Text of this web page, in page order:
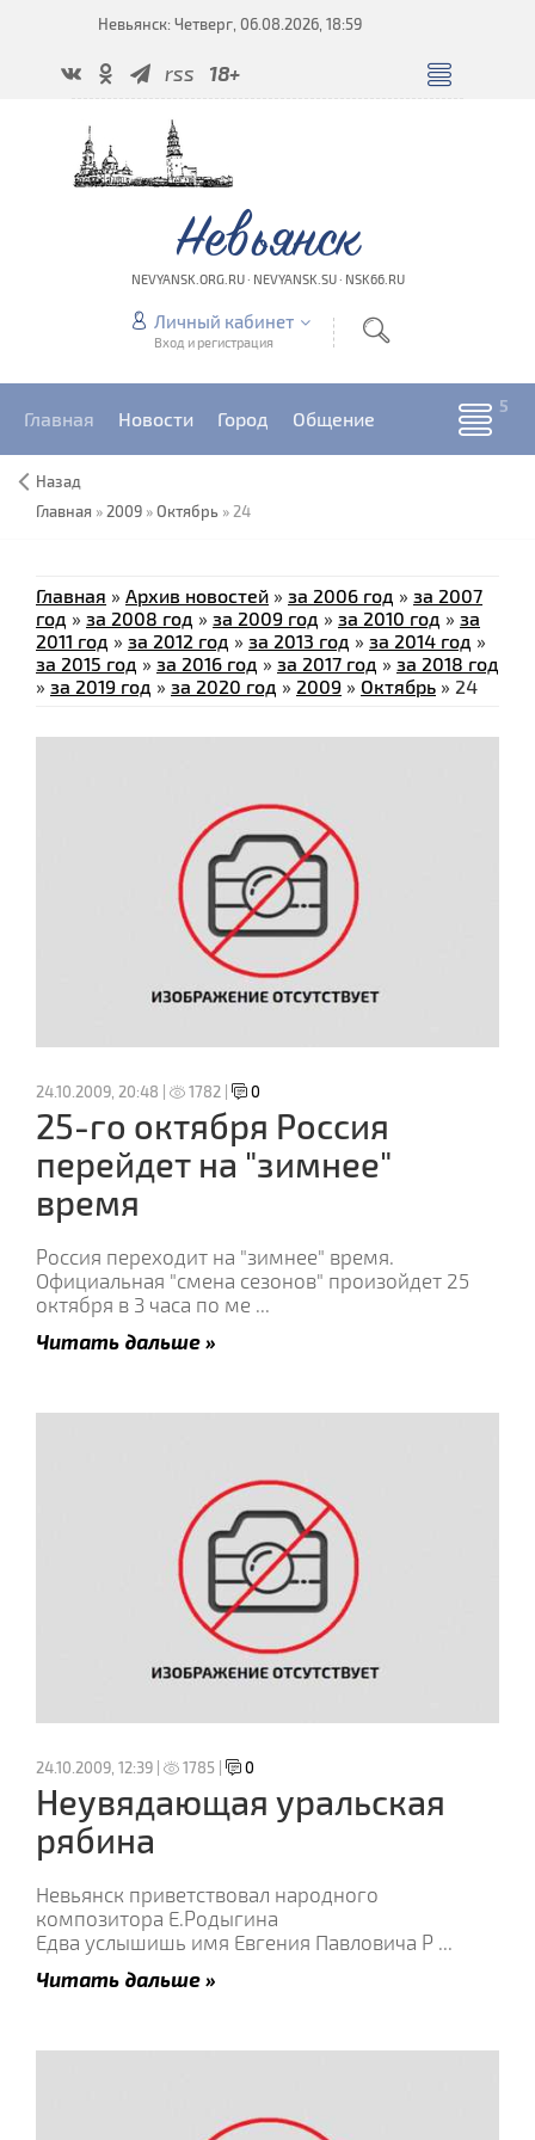
Невьянск: Четверг, 06.08.2026, 18:59
rss 18+
Невьянск
NEVYANSK.ORG.RU · NEVYANSK.SU · NSK66.RU
Личный кабинет
Вход и регистрация
Главная Новости Город Общение
Назад
Главная » 2009 »Октябрь » 24
Главная » Архив новостей » за 2006 год » за 2007
год » за 2008 год » за 2009 год » за 2010 год » за
2011 год » за 2012 год » за 2013 год » за 2014 год »
за 2015 год » за 2016 год » за 2017 год » за 2018 год
» за 2019 год » за 2020 год » 2009 » Октябрь » 24
24.10.2009, 20:48 | 1782 | 0
25-го октября Россия
перейдет на "зимнее"
время
Россия переходит на "зимнее" время.
Официальная "смена сезонов" произойдет 25
октября в 3 часа по ме ...
Читать дальше »
24.10.2009, 12:39 | 1785 | 0
Неувядающая уральская
рябина
Невьянск приветствовал народного
композитора Е.Родыгина
Едва услышишь имя Евгения Павловича Р ...
Читать дальше »